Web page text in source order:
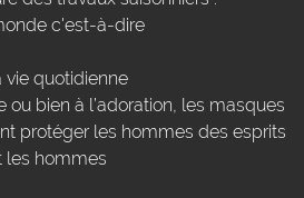
c'est-à-dire
quotidienne
ou bien à l’adoration, les masques
protéger les hommes des esprits
les hommes